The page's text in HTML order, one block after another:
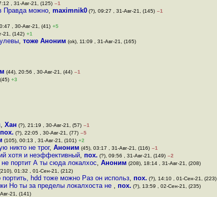
, 31-Авг-21, (125) –1
Правда можно, maximnik0 (?), 09:27 , 31-Авг-21, (145) –1
, 30-Авг-21, (41) +5
21, (142) +1
, тоже Аноним (ok), 11:09 , 31-Авг-21, (165)
(44), 20:56 , 30-Авг-21, (44) –1
+3
, Хан (?), 21:19 , 30-Авг-21, (57) –1
пох. (?), 22:05 , 30-Авг-21, (77) –5
(105), 00:13 , 31-Авг-21, (101) +2
никто не трог, Аноним (45), 03:17 , 31-Авг-21, (116) –1
хотя и неэффективный, пох. (?), 09:56 , 31-Авг-21, (149) –2
портит А ты сюда локалхос, Аноним (208), 18:14 , 31-Авг-21, (208)
01:32 , 01-Сен-21, (212)
hdd тоже можно Раз он использ, пох. (?), 14:10 , 01-Сен-21, (223)
Но ты за пределы локалхоста не , пох. (?), 13:59 , 02-Сен-21, (235)
21, (141)